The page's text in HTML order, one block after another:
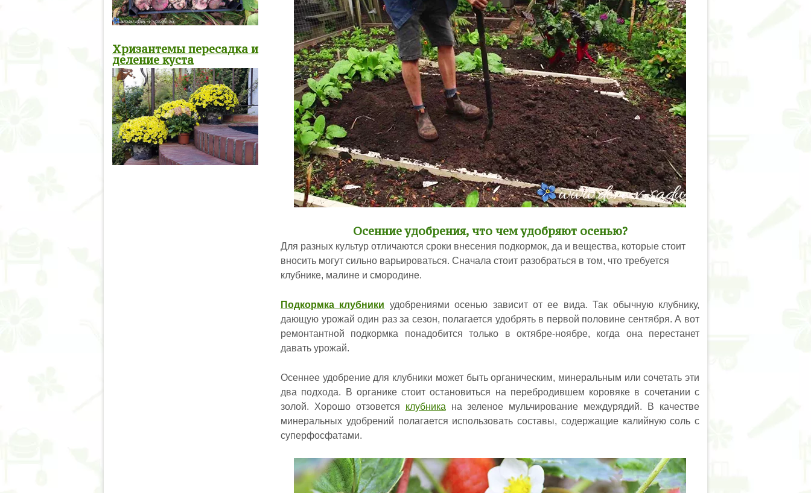
Осенние удобрения, что чем удобряют осенью?
Для разных культур отличаются сроки внесения подкормок, да и вещества, которые стоит
вносить могут сильно варьироваться. Сначала стоит разобраться в том, что требуется
клубнике, малине и смородине.
Подкормка клубники удобрениями осенью зависит от ее вида. Так обычную клубнику,
дающую урожай один раз за сезон, полагается удобрять в первой половине сентября. А вот
ремонтантной подкормка понадобится только в октябре-ноябре, когда она перестанет
давать урожай.
Осеннее удобрение для клубники может быть органическим, минеральным или сочетать эти
два подхода. В органике стоит остановиться на перебродившем коровяке в сочетании с
золой. Хорошо отзовется клубника на зеленое мульчирование междурядий. В качестве
минеральных удобрений полагается использовать составы, содержащие калийную соль с
суперфосфатами.
Хризантемы пересадка и
деление куста